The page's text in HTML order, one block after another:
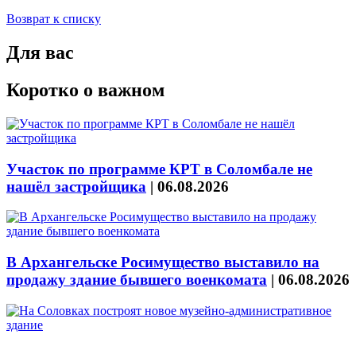
Возврат к списку
Для вас
Коротко о важном
Участок по программе КРТ в Соломбале не
нашёл застройщика | 06.08.2026
В Архангельске Росимущество выставило на
продажу здание бывшего военкомата | 06.08.2026